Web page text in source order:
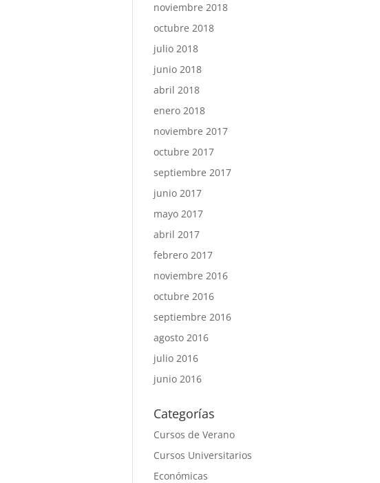
noviembre 2018
octubre 2018
julio 2018
junio 2018
abril 2018
enero 2018
noviembre 2017
octubre 2017
septiembre 2017
junio 2017
mayo 2017
abril 2017
febrero 2017
noviembre 2016
octubre 2016
septiembre 2016
agosto 2016
julio 2016
junio 2016
Categorías
Cursos de Verano
Cursos Universitarios
Económicas